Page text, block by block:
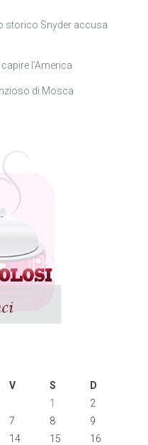
storico Snyder accusa
l’America
di Mosca
V S
D
1
2
7 8
9
14 15
16